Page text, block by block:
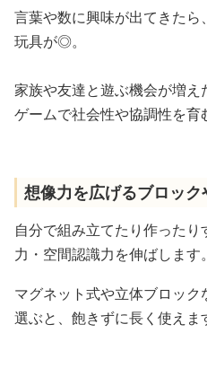
言葉や数に興味が出てきた
玩具が◎。
家族や友達と遊ぶ機会が増
ゲームで社会性や協調性を育
想像力を広げるブロッ
自分で組み立てたり作った
力・空間認識力を伸ばします。
マグネット式や立体ブロッ
選ぶと、飽きずに長く使えま